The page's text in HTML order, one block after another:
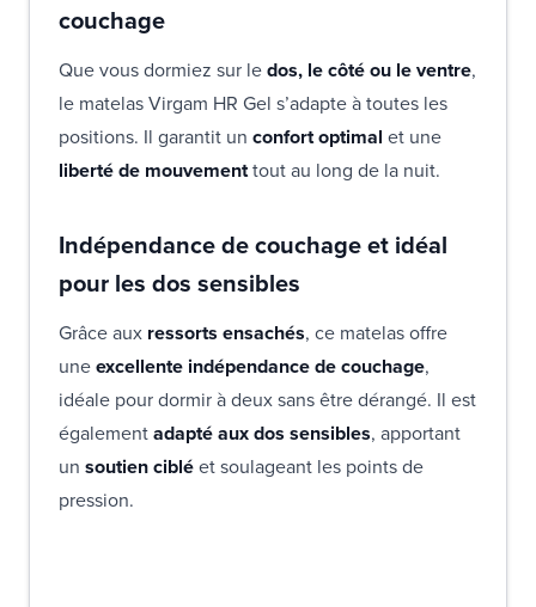
couchage
Que vous dormiez sur ledos, le côté ou le ventre,
le matelas Virgam HR Gel s’adapte à toutes les
positions. Il garantit un confort optimal et une
liberté de mouvementtout au long de la nuit.
Indépendance de couchage et idéal
pour les dos sensibles
Grâce aux ressorts ensachés, ce matelas offre
uneexcellente indépendance de couchage,
idéale pour dormir à deux sans être dérangé. Il est
égalementadapté aux dos sensibles, apportant
un soutien cibléet soulageant les points de
pression.